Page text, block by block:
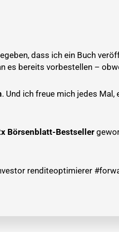
dass ich ein Buch
es bereits vorbestellen –
. Und ich freue mich jedes
Börsenblatt-Bestseller
renditeoptimierer